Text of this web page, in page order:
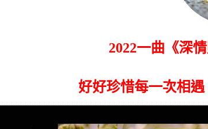
2022一曲《深
好好珍惜每一次相